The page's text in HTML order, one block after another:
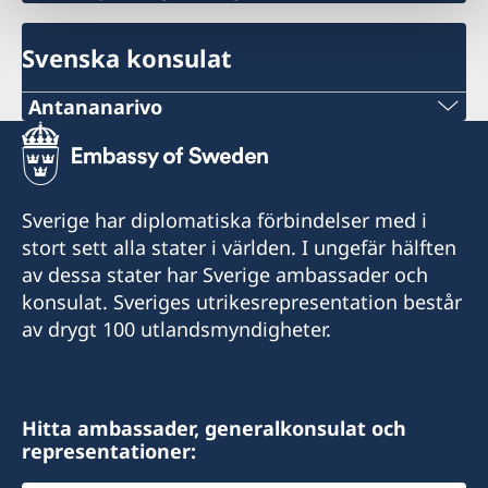
Svenska konsulat
Antananarivo
Mobil och Whatsapp:
+261 32 69 449 06
E-post:
sweden.mgaconsulate@gmail.com
Villa Hacienda,
Kontakta konsulatet för att boka tid.
Sverige har diplomatiska förbindelser med i
stort sett alla stater i världen. I ungefär hälften
av dessa stater har Sverige ambassader och
konsulat. Sveriges utrikesrepresentation består
av drygt 100 utlandsmyndigheter.
Hitta ambassader, generalkonsulat och
representationer: